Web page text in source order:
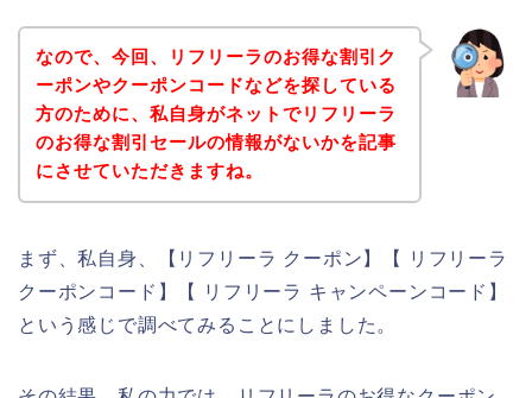
なので、今回、リフリーラのお得な割引ク
ーポンやクーポンコードなどを探している
方のために、私自身がネットでリフリーラ
のお得な割引セールの情報がないかを記事
にさせていただきますね。
まず、私自身、【リフリーラ クーポン】【 リフリーラ
クーポンコード】【 リフリーラ キャンペーンコード】
という感じで調べてみることにしました。